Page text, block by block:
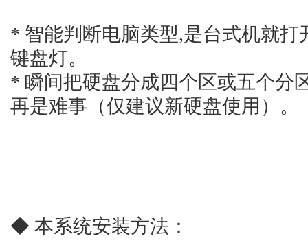
* 智能判断电脑类型,是台式机就
键盘灯。
* 瞬间把硬盘分成四个区或五个分
再是难事（仅建议新硬盘使用）。
◆ 本系统安装方法：